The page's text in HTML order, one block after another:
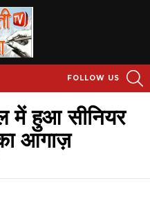
FOLLOW US
में हुआ सीनियर
आगाज़